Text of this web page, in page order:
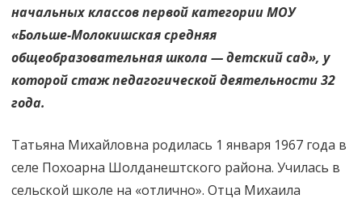
начальных классов первой категории МОУ
«Больше-Молокишская средняя
общеобразовательная школа — детский сад», у
которой стаж педагогической деятельности 32
года.
Татьяна Михайловна родилась 1 января 1967 года в
селе Похоарна Шолданештского района. Училась в
сельской школе на «отлично». Отца Михаила